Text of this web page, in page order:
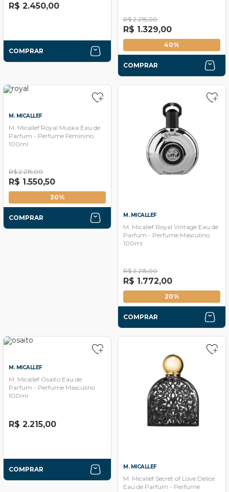
R$ 2.450,00
COMPRAR
R$ 2.215,00
R$ 1.329,00
40%
COMPRAR
M. MICALLEF
M. Micallef Royal Muska Eau de
Parfum - Perfume Feminino
100ml
R$ 2.215,00
R$ 1.550,50
30%
COMPRAR M. MICALLEF
M. Micallef Royal Vintage Eau de
Parfum - Perfume Masculino
100ml
R$ 2.215,00
R$ 1.772,00
20%
COMPRAR
M. MICALLEF
M. Micallef Osaïto Eau de
Parfum - Perfume Masculino
100ml
R$ 2.215,00
COMPRAR M. MICALLEF
M. Micallef Secret of Love Delice
Eau de Parfum - Perfume